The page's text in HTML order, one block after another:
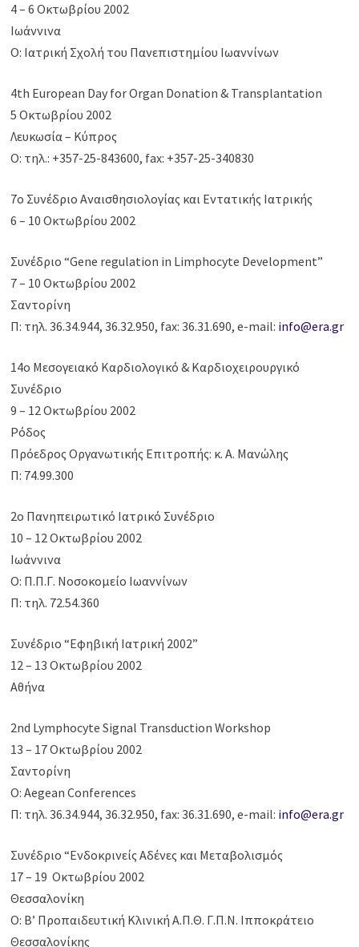
4 – 6 Οκτωβρίου 2002
Ιωάννινα
Ο: Ιατρική Σχολή του Πανεπιστημίου Ιωαννίνων
4th European Day for Organ Donation & Transplantation
5 Οκτωβρίου 2002
Λευκωσία – Κύπρος
Ο: τηλ.: +357-25-843600, fax: +357-25-340830
7o Συνέδριο Αναισθησιολογίας και Εντατικής Ιατρικής
6 – 10 Οκτωβρίου 2002
Συνέδριο “Gene regulation in Limphocyte Development”
7 – 10 Οκτωβρίου 2002
Σαντορίνη
Π: τηλ. 36.34.944, 36.32.950, fax: 36.31.690, e-mail: info@era.gr
14ο Μεσογειακό Καρδιολογικό & Καρδιοχειρουργικό
Συνέδριο
9 – 12 Οκτωβρίου 2002
Ρόδος
Πρόεδρος Οργανωτικής Επιτροπής: κ. Α. Μανώλης
Π: 74.99.300
2ο Πανηπειρωτικό Ιατρικό Συνέδριο
10 – 12 Οκτωβρίου 2002
Ιωάννινα
Ο: Π.Π.Γ. Νοσοκομείο Ιωαννίνων
Π: τηλ. 72.54.360
Συνέδριο “Εφηβική Ιατρική 2002”
12 – 13 Οκτωβρίου 2002
Αθήνα
2nd Lymphocyte Signal Transduction Workshop
13 – 17 Οκτωβρίου 2002
Σαντορίνη
Ο: Aegean Conferences
Π: τηλ. 36.34.944, 36.32.950, fax: 36.31.690, e-mail: info@era.gr
Συνέδριο “Ενδοκρινείς Αδένες και Μεταβολισμός
17 – 19 Οκτωβρίου 2002
Θεσσαλονίκη
Ο: Β’ Προπαιδευτική Κλινική Α.Π.Θ. Γ.Π.Ν. Ιπποκράτειο
Θεσσαλονίκης